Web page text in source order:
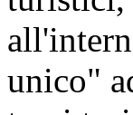
unico"